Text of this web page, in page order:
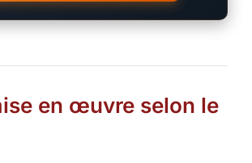
en œuvre selon le